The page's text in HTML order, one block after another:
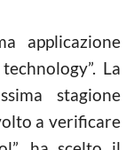
applicazione
La
stagione
a verificare